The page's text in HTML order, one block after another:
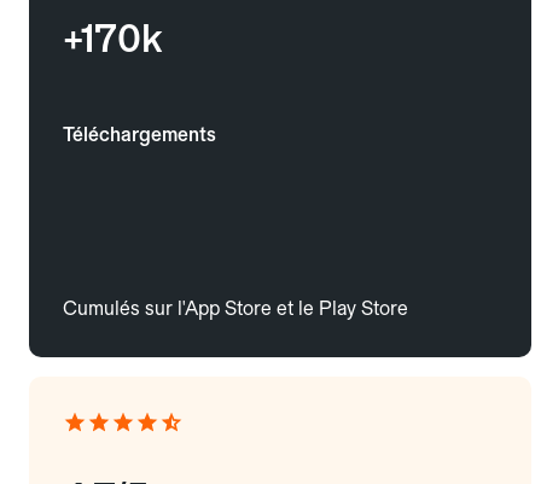
+170k
Téléchargements
Cumulés sur l'App Store et le Play Store